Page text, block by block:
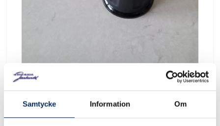
Samtycke Information Om